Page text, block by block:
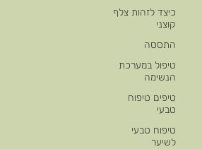
כיצד לזהות צלף
קוצני
התססה
טיפול במערכת
הנשימה
טיפים טיפוח
טבעי
טיפוח טבעי
לשיער